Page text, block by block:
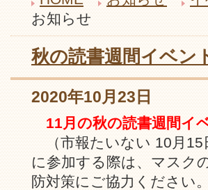
お知らせ
秋の読書週間イベン
2020年10月23日
11月の秋の読書週間イ
（市報たいない 10月15
に参加する際は、マスク
防対策にご協力ください